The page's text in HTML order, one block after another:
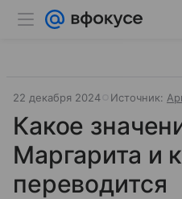
22 декабря 2024 Источник:
Какое
Маргарита и
переводится